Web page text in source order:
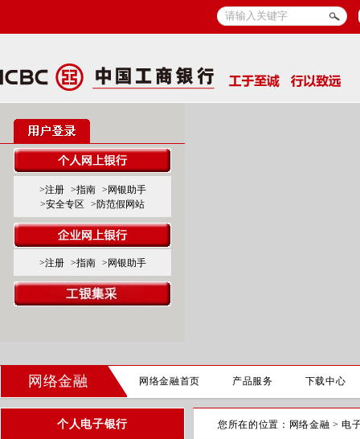
>注册 >指南
>网银助手
>安全专区
>防范假网站
>注册 >指南 >网银助手
网络金融 网络金融首页 产品服务 下载中心
个人电子银行 您所在的位置： 网络金融 >电